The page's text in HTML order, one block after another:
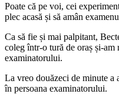
Poate că pe voi, cei
plec acasă și să amân
Ca să fie și mai palpitant,
coleg într-o tură de oraș și-am
examinatorului.
La vreo douăzeci de minute a
în persoana examinatorului.